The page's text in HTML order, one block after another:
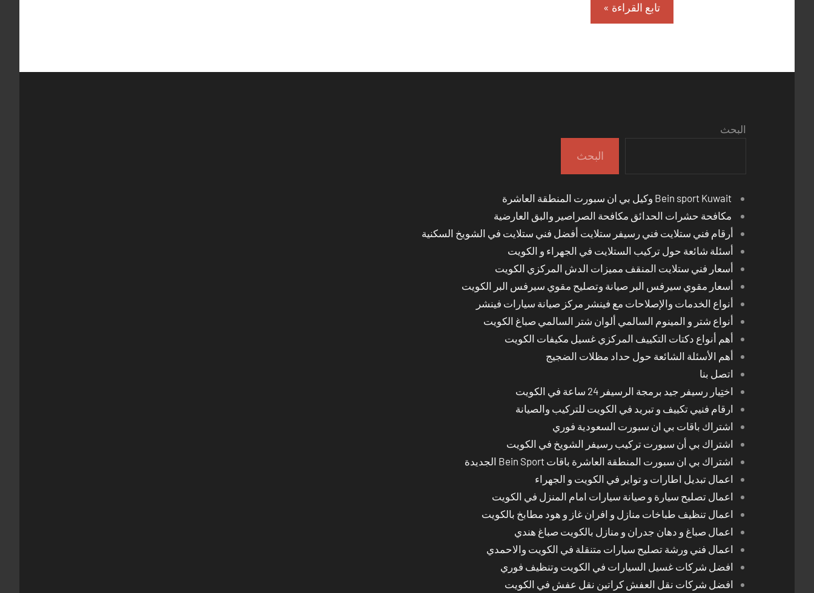
تابع القراءة
البحث
البحث
Bein sport Kuwait وكيل بي ان سبورت المنطقة العاشرة
مكافحة حشرات الحدائق مكافحة الصراصير والبق العارضية
أرقام فني ستلايت فني رسيفر ستلايت أفضل فني ستلايت في الشويخ السكنية
أسئلة شائعة حول تركيب الستلايت في الجهراء و الكويت
أسعار فني ستلايت المنقف مميزات الدش المركزي الكويت
أسعار مقوي سيرفس البر صيانة وتصليح مقوي سيرفس البر الكويت
أنواع الخدمات والإصلاحات مع فينشر مركز صيانة سيارات فينشر
أنواع شتر و المينوم السالمي ألوان شتر السالمي صباغ الكويت
أهم أنواع دكتات التكييف المركزي غسيل مكيفات الكويت
أهم الأسئلة الشائعة حول حداد مظلات الضجيج
اتصل بنا
اختِيار رسيفر جيد برمجة الرسيفر 24 ساعة في الكويت
ارقام فنيي تكييف و تبريد في الكويت للتركيب والصيانة
اشتراك باقات بي ان سبورت السعودية فوري
اشتراك بي أن سبورت تركيب رسيفر الشويخ في الكويت
اشتراك بي ان سبورت المنطقة العاشرة باقات Bein Sport الجديدة
اعمال تبديل اطارات و تواير في الكويت و الجهراء
اعمال تصليح سيارة و صيانة سيارات امام المنزل في الكويت
اعمال تنظيف طباخات منازل و افران غاز و هود مطابخ بالكويت
اعمال صباغ و دهان جدران و منازل بالكويت صباغ هندي
اعمال فني ورشة تصليح سيارات متنقلة في الكويت والاحمدي
افضل شركات غسيل السيارات في الكويت وتنظيف فوري
افضل شركات نقل العفش كراتين نقل عفش في الكويت